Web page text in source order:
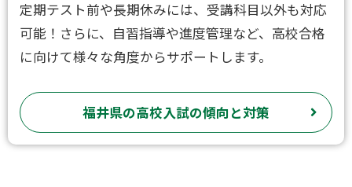
定期テスト前や長期休みには、受講科目以外も対応
可能！さらに、自習指導や進度管理など、高校合格
に向けて様々な角度からサポートします。
福井県の高校入試の傾向と対策